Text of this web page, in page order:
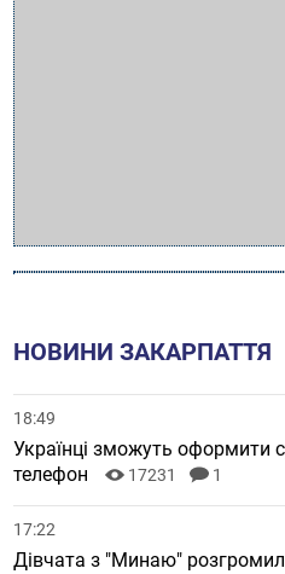
НОВИНИ ЗАКАРПАТТЯ
18:49
Українці зможуть оформити
телефон
17231 1
17:22
Дівчата з "Минаю"